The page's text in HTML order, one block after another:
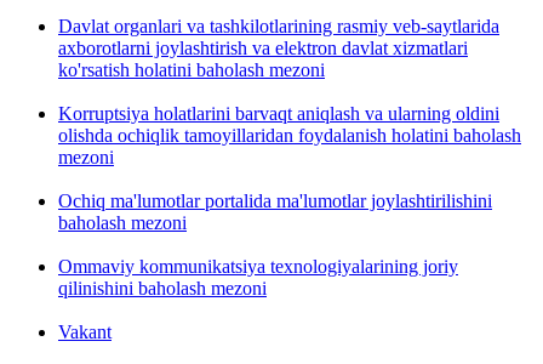
Davlat organlari va tashkilotlarining rasmiy veb-saytlarida
axborotlarni joylashtirish va elektron davlat xizmatlari
ko'rsatish holatini baholash mezoni
Korruptsiya holatlarini barvaqt aniqlash va ularning oldini
olishda ochiqlik tamoyillaridan foydalanish holatini baholash
mezoni
Ochiq ma'lumotlar portalida ma'lumotlar joylashtirilishini
baholash mezoni
Ommaviy kommunikatsiya texnologiyalarining joriy
qilinishini baholash mezoni
Vakant